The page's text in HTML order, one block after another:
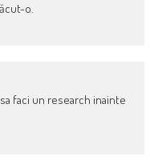
o.
faci un research inainte